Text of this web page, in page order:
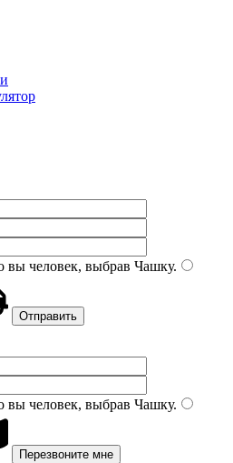
вы человек, выбрав Чашку.
вы человек, выбрав Чашку.